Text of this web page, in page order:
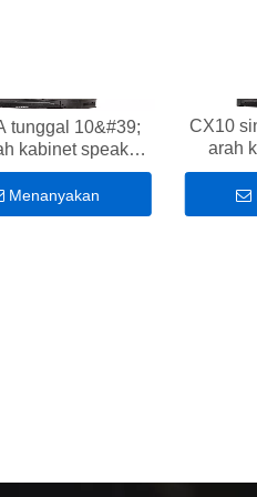
tunggal 10&#39;
kabinet speaker
lengkap
Menanyakan
CX10
arah